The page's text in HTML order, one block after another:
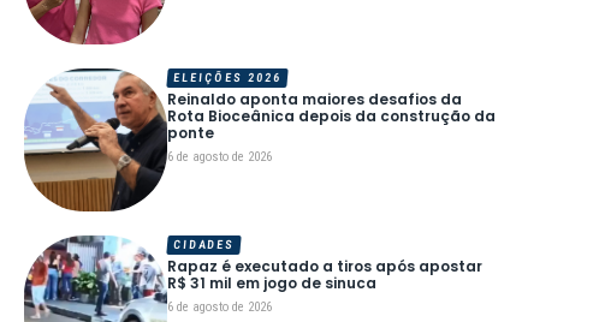
Reinaldo aponta maiores desafios da
Rota Bioceânica depois da construção da
ponte
6 de agosto de 2026
ELEIÇÕES 2026
Rapaz é executado a tiros após apostar
R$ 31 mil em jogo de sinuca
6 de agosto de 2026
CIDADES